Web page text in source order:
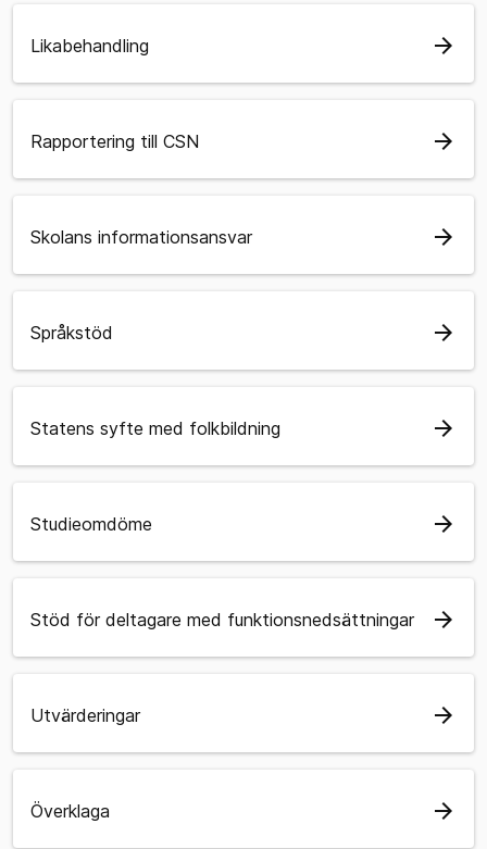
Likabehandling arrow_forward
Rapportering till CSN arrow_forward
Skolans informationsansvar arrow_forward
Språkstöd arrow_forward
Statens syfte med folkbildning arrow_forward
Studieomdöme arrow_forward
Stöd för deltagare med funktionsnedsättningar arrow_forward
Utvärderingar arrow_forward
Överklaga arrow_forward